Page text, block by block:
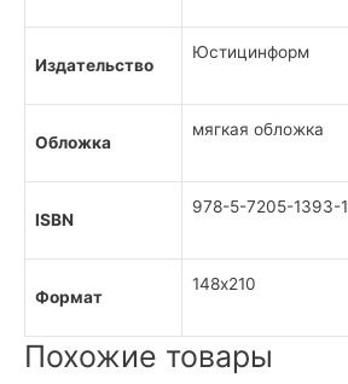
Издательство
Юстицинформ
Обложка
мягкая обложка
ISBN
978-5-7205-1393-1
Формат
148х210
Похожие товары